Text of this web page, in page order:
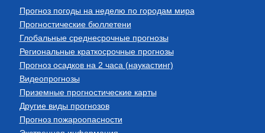
Прогноз погоды на неделю по городам мира
Прогностические бюллетени
Глобальные среднесрочные прогнозы
Региональные краткосрочные прогнозы
Прогноз осадков на 2 часа (наукастинг)
Видеопрогнозы
Приземные прогностические карты
Другие виды прогнозов
Прогноз пожароопасности